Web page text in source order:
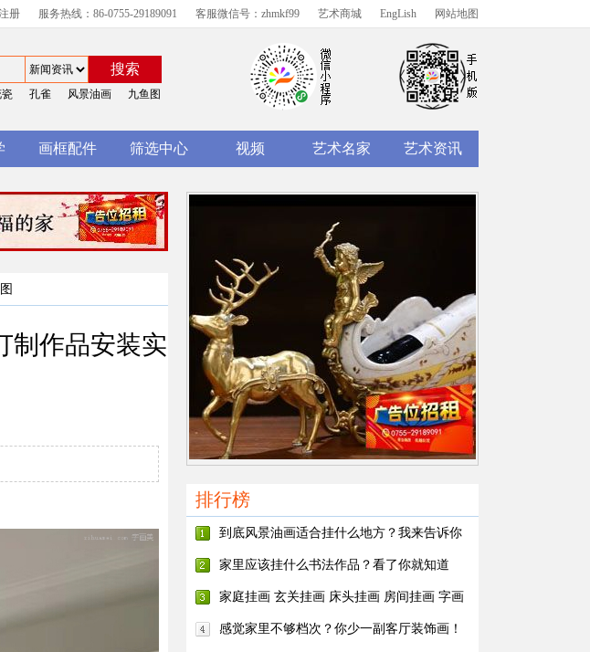
册 服务热线：86-0755-29189091 客服微信号：zhmkf99 艺术商城 EngLish 网站地图
搜索
孔雀 风景油画 九鱼图
画框配件 筛选中心 视频 艺术名家 艺术资讯
制作品安装实
排行榜
到底风景油画适合挂什么地方？我来告诉你
家里应该挂什么书法作品？看了你就知道
啦！家庭挂画 玄关挂画 床头挂画 房间挂画 字画
美客户订制作品安装实际图
感觉家里不够档次？你少一副客厅装饰画！